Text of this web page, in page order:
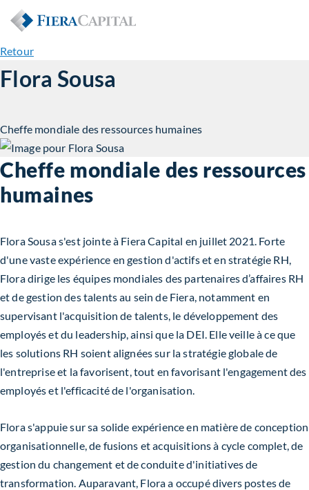
Retour
Flora Sousa
Cheffe mondiale des ressources humaines
Cheffe mondiale des ressources
humaines
Flora Sousa s'est jointe à Fiera Capital en juillet 2021. Forte
d'une vaste expérience en gestion d'actifs et en stratégie RH,
Flora dirige les équipes mondiales des partenaires d’affaires RH
et de gestion des talents au sein de Fiera, notamment en
supervisant l'acquisition de talents, le développement des
employés et du leadership, ainsi que la DEI. Elle veille à ce que
les solutions RH soient alignées sur la stratégie globale de
l'entreprise et la favorisent, tout en favorisant l'engagement des
employés et l'efficacité de l'organisation.
Flora s'appuie sur sa solide expérience en matière de conception
organisationnelle, de fusions et acquisitions à cycle complet, de
gestion du changement et de conduite d'initiatives de
transformation. Auparavant, Flora a occupé divers postes de